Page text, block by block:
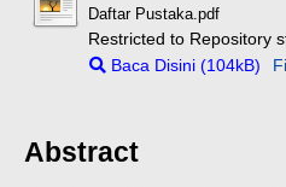
Daftar Pustaka.pdf
Restricted to Repository
Baca Disini (104kB)
Abstract